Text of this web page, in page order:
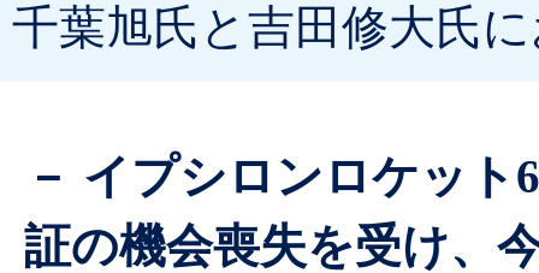
千葉旭氏と吉田修大氏
－ イプシロンロケッ
証の機会喪失を受け、